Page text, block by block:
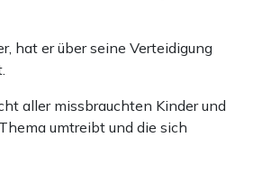
hat er über seine Verteidigung
aller missbrauchten Kinder und
umtreibt und die sich